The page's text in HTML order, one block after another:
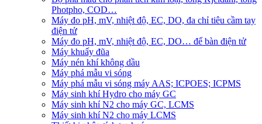
Photpho, COD…
Máy đo pH, mV, nhiệt độ, EC, DO, đa chỉ tiêu cầm tay
điện tử
Máy đo pH, mV, nhiệt độ, EC, DO… để bàn điện tử
Máy khuấy đũa
Máy nén khí không dầu
Máy phá mẫu vi sóng
Máy phá mẫu vi sóng máy AAS; ICPOES; ICPMS
Máy sinh khí Hydro cho máy GC
Máy sinh khí N2 cho máy GC, LCMS
Máy sinh khí N2 cho máy LCMS